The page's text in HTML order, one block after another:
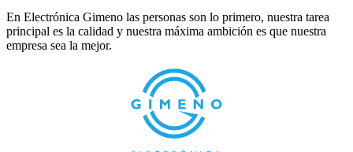
En Electrónica Gimeno las personas son lo primero, nuestra tarea
principal es la calidad y nuestra máxima ambición es que nuestra
empresa sea la mejor.